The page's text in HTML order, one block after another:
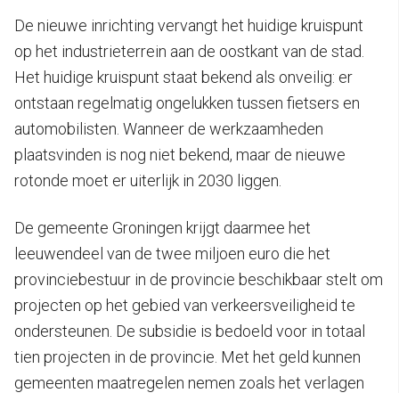
De nieuwe inrichting vervangt het huidige kruispunt
op het industrieterrein aan de oostkant van de stad.
Het huidige kruispunt staat bekend als onveilig: er
ontstaan regelmatig ongelukken tussen fietsers en
automobilisten. Wanneer de werkzaamheden
plaatsvinden is nog niet bekend, maar de nieuwe
rotonde moet er uiterlijk in 2030 liggen.
De gemeente Groningen krijgt daarmee het
leeuwendeel van de twee miljoen euro die het
provinciebestuur in de provincie beschikbaar stelt om
projecten op het gebied van verkeersveiligheid te
ondersteunen. De subsidie is bedoeld voor in totaal
tien projecten in de provincie. Met het geld kunnen
gemeenten maatregelen nemen zoals het verlagen